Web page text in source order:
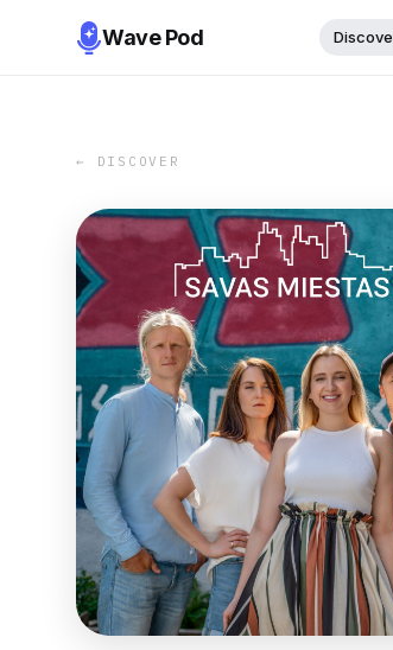
Wave Pod
← DISCOVER